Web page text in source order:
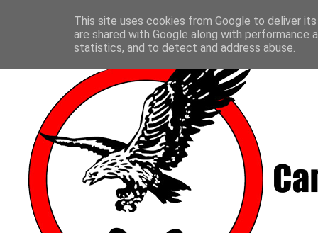
This site uses cookies from Google to deliver
are shared with Google along with
statistics, and to detect and address abuse.